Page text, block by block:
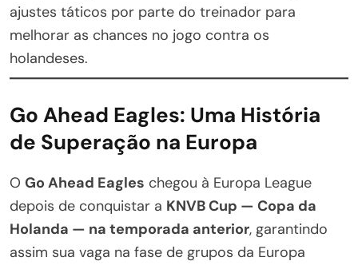
ajustes táticos por parte do treinador para
melhorar as chances no jogo contra os
holandeses.
Go Ahead Eagles: Uma História
de Superação na Europa
O Go Ahead Eagles chegou à Europa League
depois de conquistar a KNVB Cup — Copa da
Holanda — na temporada anterior, garantindo
assim sua vaga na fase de grupos da Europa